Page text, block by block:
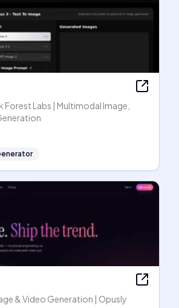
Forest Labs | Multimodal Image,
& Video Generation | Opusly